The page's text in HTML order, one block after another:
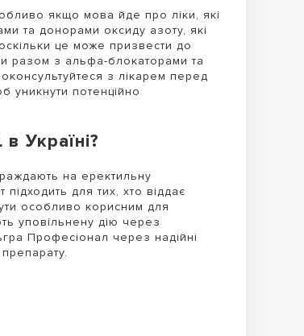
якщо мова йде про ліки, які
та донорами оксиду азоту, які
це може призвести до
разом з альфа-блокаторами та
з лікарем перед
уникнути потенційно
Україні?
на еректильну
для тих, хто віддає
особливо корисним для
уповільнену дію через
Професіонал через надійні